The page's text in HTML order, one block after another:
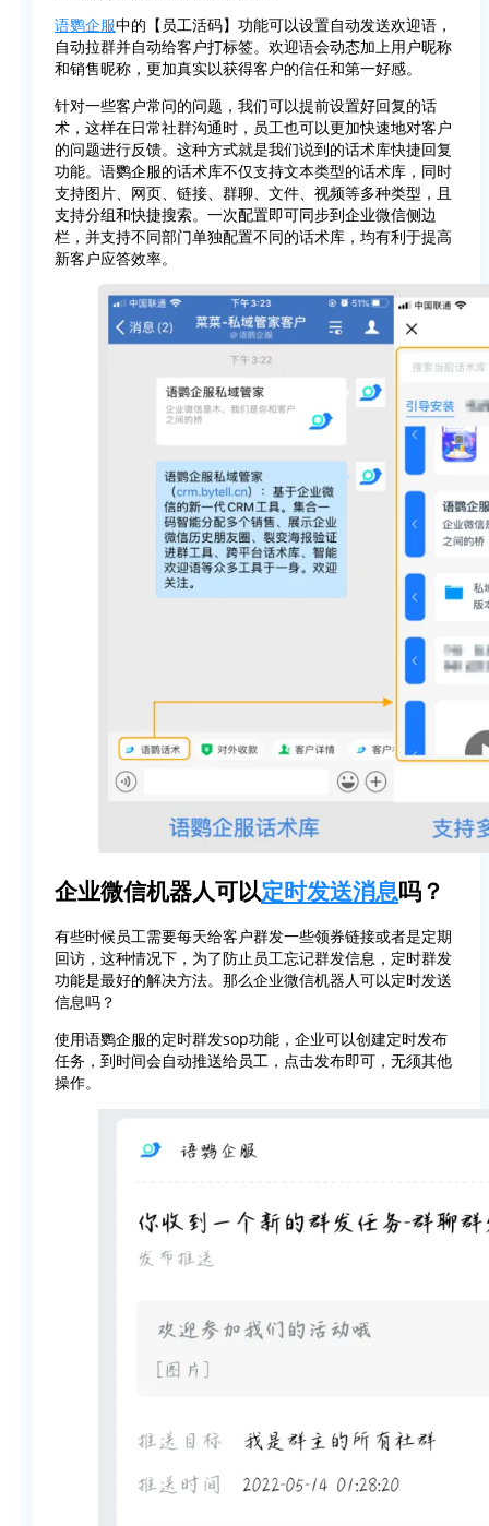
语鹦企服中的【员工活码】功能可以设置自动发送欢迎语，
自动拉群并自动给客户打标签。欢迎语会动态加上用户昵称
和销售昵称，更加真实以获得客户的信任和第一好感。
针对一些客户常问的问题，我们可以提前设置好回复的话
术，这样在日常社群沟通时，员工也可以更加快速地对客户
的问题进行反馈。这种方式就是我们说到的话术库快捷回复
功能。语鹦企服的话术库不仅支持文本类型的话术库，同时
支持图片、网页、链接、群聊、文件、视频等多种类型，且
支持分组和快捷搜索。一次配置即可同步到企业微信侧边
栏，并支持不同部门单独配置不同的话术库，均有利于提高
新客户应答效率。
企业微信机器人可以定时发送消息吗？
有些时候员工需要每天给客户群发一些领券链接或者是定期
回访，这种情况下，为了防止员工忘记群发信息，定时群发
功能是最好的解决方法。那么企业微信机器人可以定时发送
信息吗？
使用语鹦企服的定时群发sop功能，企业可以创建定时发布
任务，到时间会自动推送给员工，点击发布即可，无须其他
操作。